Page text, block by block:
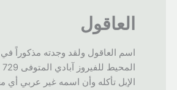
العاقول
اسم العاقول ولقد وجدته مذكوراً
الإبل تأكله وأن اسمه غير عربي أي